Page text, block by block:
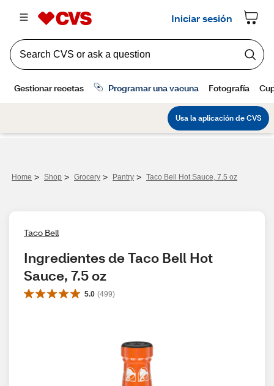
Home > Shop > Grocery > Pantry > Taco Bell Hot Sauce, 7.5 oz
Taco Bell
Ingredientes de Taco Bell Hot
Sauce, 7.5 oz
5.0 (499)